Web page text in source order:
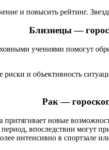
и повысить рейтинг.
Близнецы —
учениями помогут
и объективность
Рак —
новые
впоследствии могут
интенсивно в спортзале